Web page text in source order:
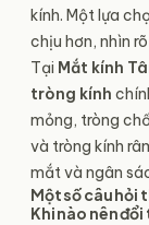
kính. Một lựa
chịu hơn, nhìn
Tại Mắt kính
tròng kính
mỏng, tròng
và tròng kính
mắt và ngân
Một số câu hỏi
Khi nào nên